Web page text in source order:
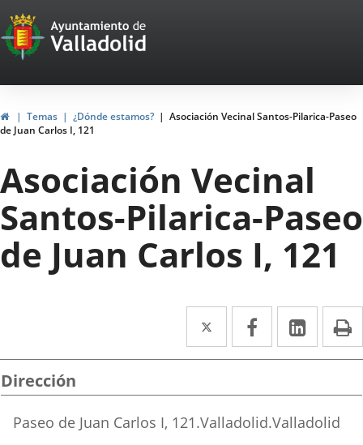
Portal
Web
del
Ayuntamiento
de
Valladolid
InicioTemas ¿Dónde estamos?
Asociación Vecinal Santos-Pilarica-Paseo
de Juan Carlos I, 121
Asociación Vecinal
Santos-Pilarica-Paseo
de Juan Carlos I, 121
Twitter
Enlace
a
aplicación
externa.
Facebook
Enlace
a
aplicación
externa.
Enlace
a
Dirección
Dirección
Paseo de Juan Carlos I, 121.Valladolid.Valladolid